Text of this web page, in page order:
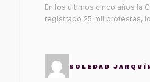
En los últimos cinco años la
registrado 25 mil protestas,
SOLEDAD